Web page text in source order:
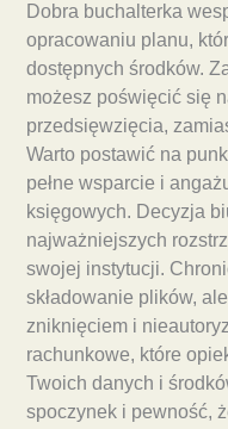
Dobra buchalterka
opracowaniu planu,
dostępnych środków.
możesz poświęcić się
przedsięwzięcia,
Warto postawić na
pełne wsparcie i
księgowych. Decyzja
najważniejszych
swojej instytucji.
składowanie plików,
zniknięciem i
rachunkowe, które
Twoich danych i
spoczynek i pewność,